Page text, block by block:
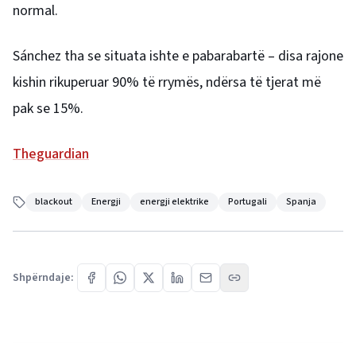
normal.
Sánchez tha se situata ishte e pabarabartë – disa rajone
kishin rikuperuar 90% të rrymës, ndërsa të tjerat më
pak se 15%.
Theguardian
blackout Energji energji elektrike Portugali Spanja
Shpërndaje: